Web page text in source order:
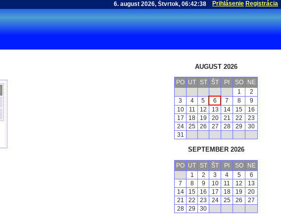
Prihlásenie Registrácia
AUGUST 2026
PO UT ST ŠT PI SO
NE
1
2
3
4 5 6 7 8
9
10
11 12 13 14 15
16
17
18 19 20 21 22
23
24
25 26 27 28 29
30
31
SEPTEMBER 2026
PO UT ST ŠT PI SO
NE
1
2 3 4 5
6
7
8 9 10 11 12
13
14
15 16 17 18 19
20
21
22 23 24 25 26
27
28
29 30